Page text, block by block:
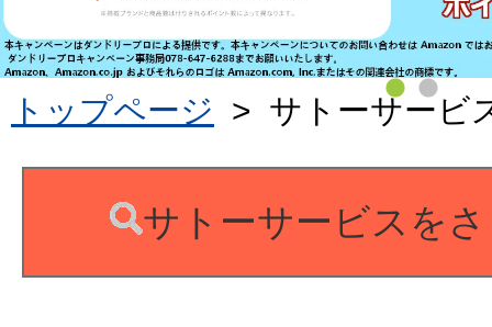
トップページ > サトーサービ
サトーサービスを